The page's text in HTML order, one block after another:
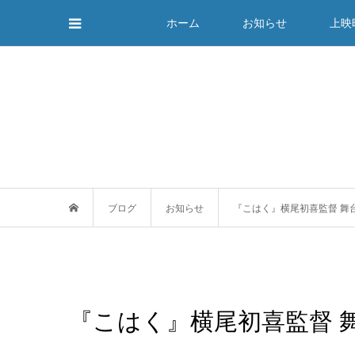
ホーム お知らせ 上映
ブログ お知らせ 『こはく』横尾初喜監督
『こはく』横尾初喜監督